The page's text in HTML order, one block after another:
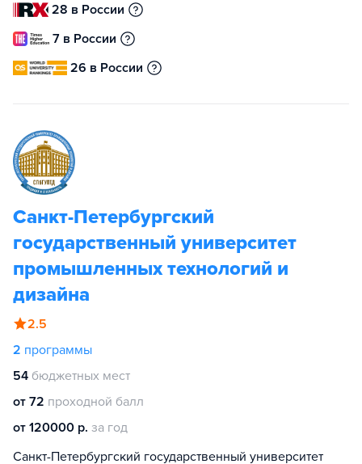
28 в России
7 в России
26 в России
Санкт-Петербургский
государственный университет
промышленных технологий и
дизайна
2.5
2 программы
54 бюджетных мест
от 72 проходной балл
от 120000 р. за год
Санкт-Петербургский государственный университет